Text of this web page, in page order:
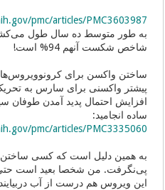
pmc/articles/PMC3603987
به طور متوسط ده سال طول
شاخص شکست آنهم 94% است!
ساختن واکسن برای
پیشتر واکسنی برای سارس به
افزایش احتمال پدید آمدن طوفان
ساده انجامید:
pmc/articles/PMC3335060
به همین دلیل است که کسی
پی‌نگرفت. من شخصا بعید است حتی
این ویروس هم درست از آب